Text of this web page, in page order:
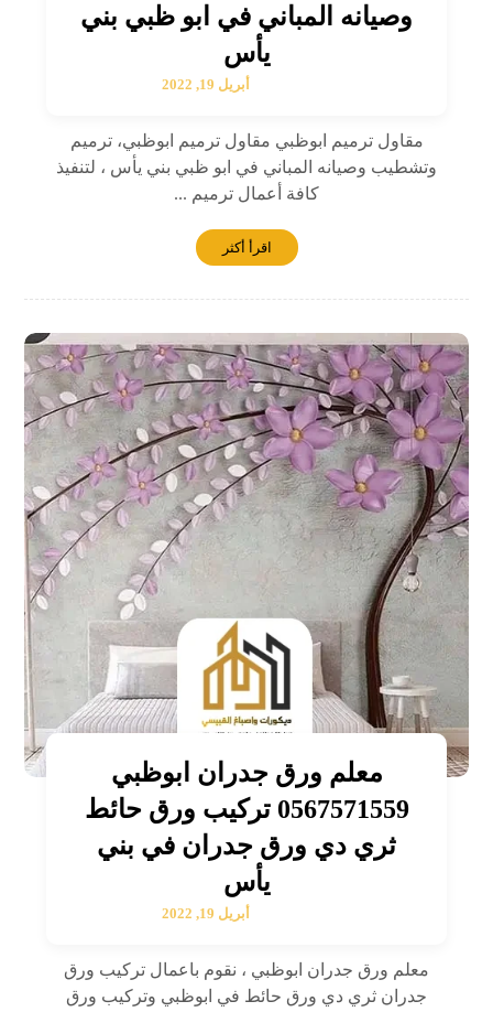
وصيانه المباني في ابو ظبي بني
يأس
أبريل 19, 2022
مقاول ترميم ابوظبي مقاول ترميم ابوظبي، ترميم
وتشطيب وصيانه المباني في ابو ظبي بني يأس ، لتنفيذ
كافة أعمال ترميم ...
اقرأ أكثر
معلم ورق جدران ابوظبي
0567571559 تركيب ورق حائط
ثري دي ورق جدران في بني
يأس
أبريل 19, 2022
معلم ورق جدران ابوظبي ، نقوم باعمال تركيب ورق
جدران ثري دي ورق حائط في ابوظبي وتركيب ورق